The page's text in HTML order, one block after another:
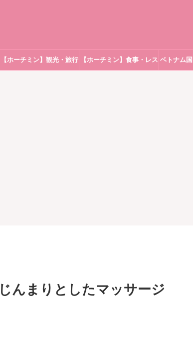
【ホーチミン】観光・旅行 【ホーチミン】食事・レス ベトナム
んまりとしたマッサージ